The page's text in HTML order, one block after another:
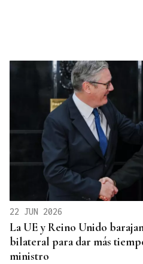
22 JUN 2026
La UE y Reino Unido
bilateral para dar más
ministro